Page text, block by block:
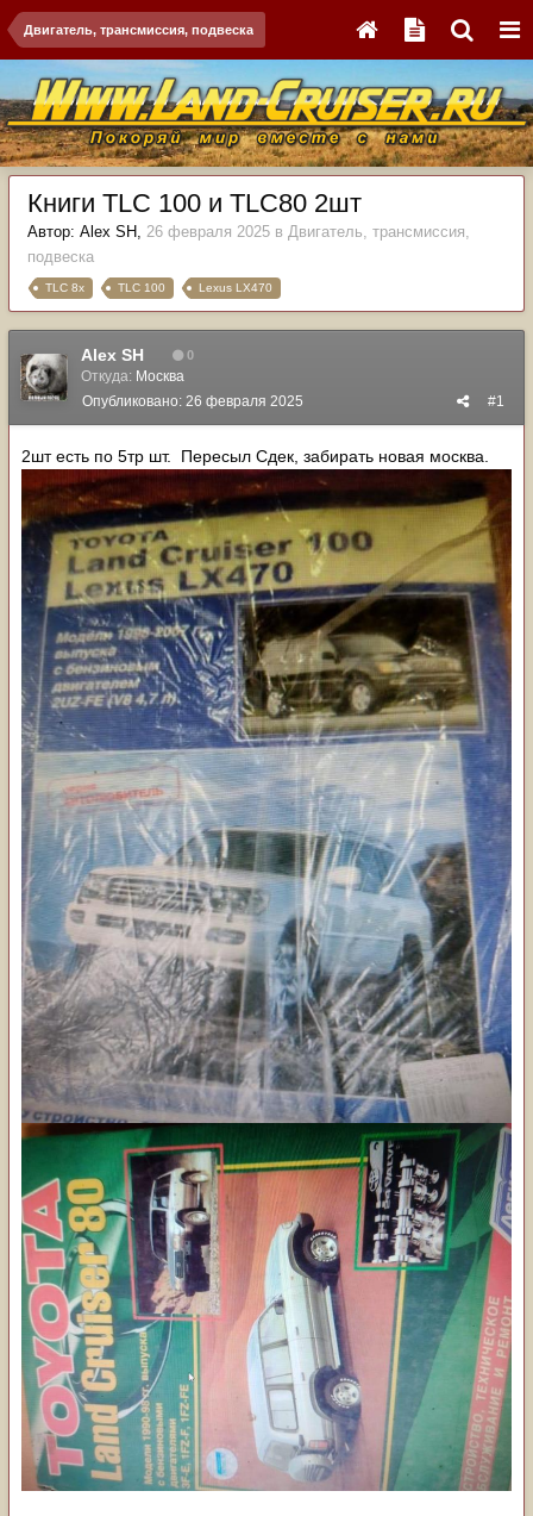
Двигатель, трансмиссия, подвеска
Книги TLC 100 и TLC80 2шт
Автор: Alex SH, 26 февраля 2025 в Двигатель, трансмиссия,
подвеска
TLC 8x TLC 100 Lexus LX470
Alex SH 0
Откуда: Москва
#1
Опубликовано: 26 февраля 2025
2шт есть по 5тр шт. Пересыл Сдек, забирать новая москва.